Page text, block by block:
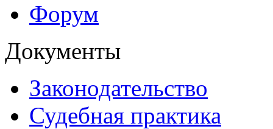
Форум
Документы
Законодательство
Судебная практика